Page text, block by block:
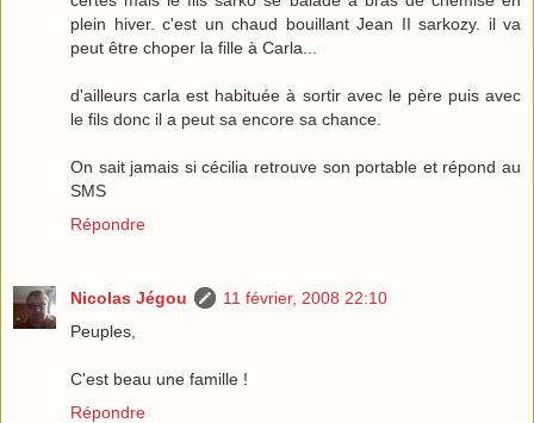
plein hiver. c'est un chaud bouillant Jean II sarkozy. il va
peut être choper la fille à Carla...
d'ailleurs carla est habituée à sortir avec le père puis avec
le fils donc il a peut sa encore sa chance.
On sait jamais si cécilia retrouve son portable et répond au
SMS
Répondre
Nicolas Jégou
11 février, 2008 22:10
Peuples,
C'est beau une famille !
Répondre